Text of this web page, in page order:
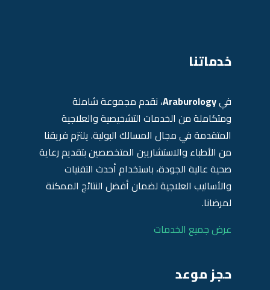
خدماتنا
فيAraburology، نقدم مجموعة شاملة
ومتكاملة من الخدمات التشخيصية والعلاجية
المتقدمة في مجال المسالك البولية. يلتزم فريقنا
من الأطباء والاستشاريين المتخصصين بتقديم رعاية
صحية عالية الجودة، باستخدام أحدث التقنيات
والأساليب العلاجية لضمان أفضل النتائج الممكنة
لمرضانا.
عرض جميع الخدمات
حجز موعد